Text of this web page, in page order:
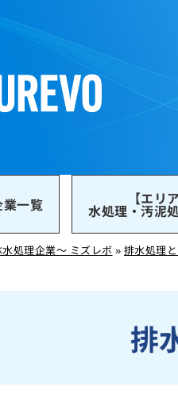
業一覧 【エリ
水処理・汚泥
水処理企業～ ミズレボ » 排水処理
排